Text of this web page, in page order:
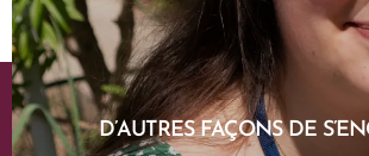
D’AUTRES FAÇONS DE